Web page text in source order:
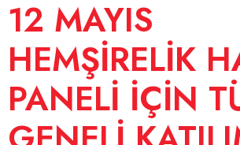
12 MAYIS
HEMŞİRELİK
PANELİ İÇİN